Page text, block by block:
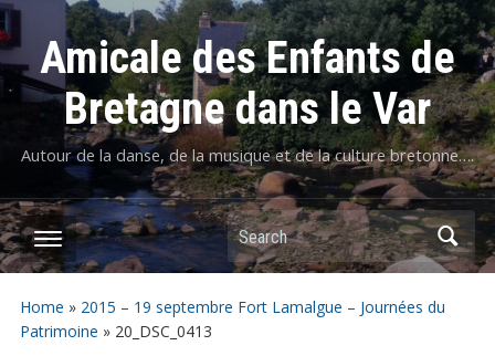
Amicale des Enfants de
Bretagne dans le Var
Autour de la danse, de la musique et de la culture bretonne….
Home » 2015 – 19 septembre Fort Lamalgue – Journées du
Patrimoine » 20_DSC_0413